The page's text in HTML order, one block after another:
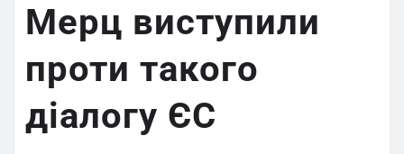
Мерц виступили
проти такого
діалогу ЄС